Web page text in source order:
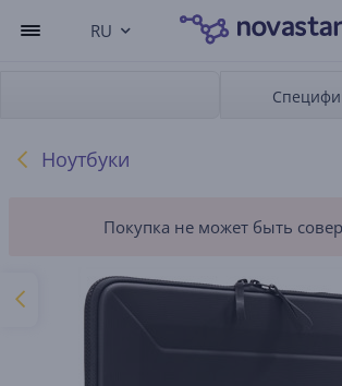
RU
Ноутбуки
Покупка не может быть